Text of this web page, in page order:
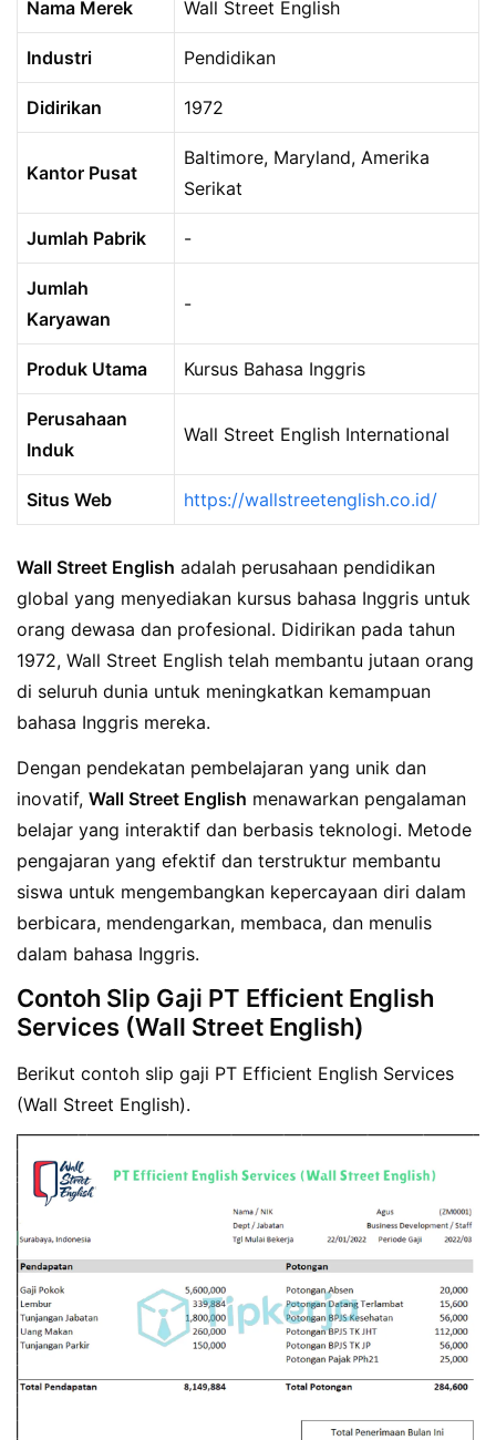
Nama Merek Wall Street English
Industri Pendidikan
Didirikan 1972
Kantor Pusat
Baltimore, Maryland, Amerika
Serikat
Jumlah Pabrik -
Jumlah
Karyawan
-
Produk Utama Kursus Bahasa Inggris
Perusahaan
Induk
Wall Street English International
Situs Web https://wallstreetenglish.co.id/
Wall Street English adalah perusahaan pendidikan
global yang menyediakan kursus bahasa Inggris untuk
orang dewasa dan profesional. Didirikan pada tahun
1972, Wall Street English telah membantu jutaan orang
di seluruh dunia untuk meningkatkan kemampuan
bahasa Inggris mereka.
Dengan pendekatan pembelajaran yang unik dan
inovatif, Wall Street English menawarkan pengalaman
belajar yang interaktif dan berbasis teknologi. Metode
pengajaran yang efektif dan terstruktur membantu
siswa untuk mengembangkan kepercayaan diri dalam
berbicara, mendengarkan, membaca, dan menulis
dalam bahasa Inggris.
Contoh Slip Gaji PT Efficient English
Services (Wall Street English)
Berikut contoh slip gaji PT Efficient English Services
(Wall Street English).